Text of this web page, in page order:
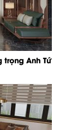
Anh Tứ